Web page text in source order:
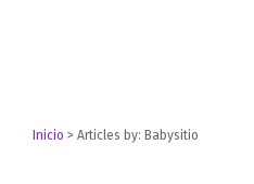
Inicio >Articles by: Babysitio